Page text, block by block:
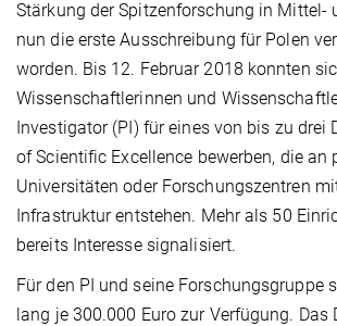
Stärkung der Spitzenforschung in Mittel-
nun die erste Ausschreibung für Polen
worden. Bis 12. Februar 2018 konnten
Wissenschaftlerinnen und
Investigator (PI) für eines von bis zu drei
of Scientific Excellence bewerben, die an
Universitäten oder Forschungszentren
Infrastruktur entstehen. Mehr als 50
bereits Interesse signalisiert.
Für den PI und seine Forschungsgruppe
lang je 300.000 Euro zur Verfügung. Das